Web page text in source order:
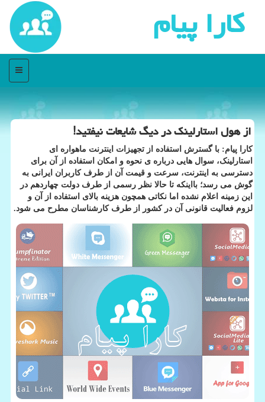
كارا پیام
منو
از هول استارلینک در دیگ شایعات نیفتید!
کارا پیام: با گسترش استفاده از تجهیزات اینترنت ماهواره ای
استارلینک، سوال هایی درباره ی نحوه و امکان استفاده از آن برای
دسترسی به اینترنت، سرعت و قیمت آن از طرف کاربران ایرانی به
گوش می رسد؛ بااینکه تا حالا نظر رسمی از طرف دولت چهاردهم در
این زمینه اعلام نشده اما نکاتی همچون هزینه بالای استفاده از آن و
لزوم فعالیت قانونی آن در کشور از طرف کارشناسان مطرح می شود.